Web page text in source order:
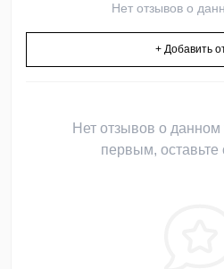
Нет отзывов о
+ Добавить
Нет отзывов о данном
первым, оставьте